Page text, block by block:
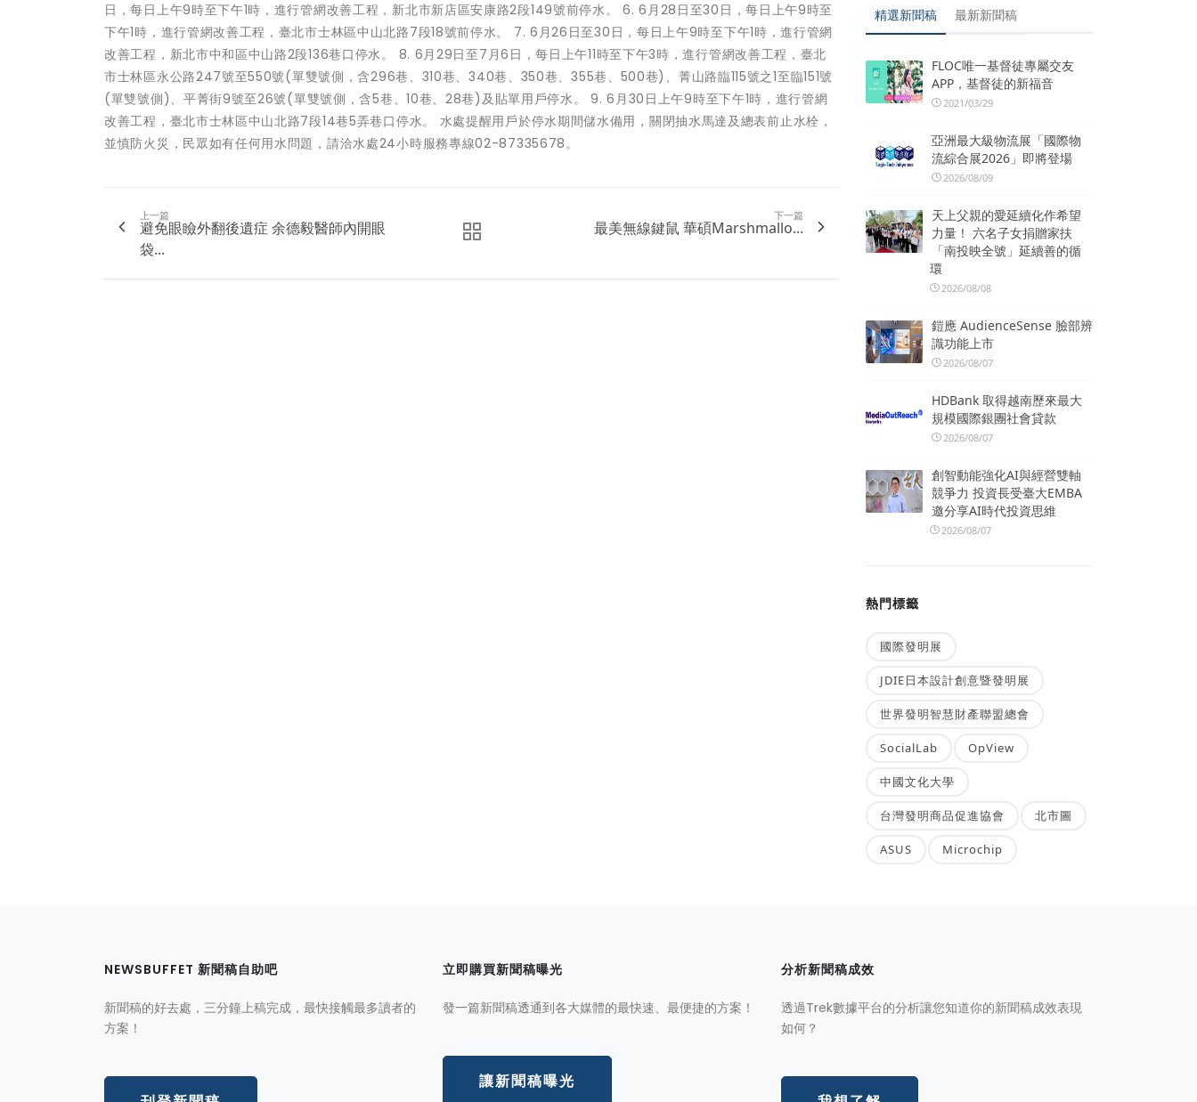
日，每日上午9時至下午1時，進行管網改善工程，新北市新店區安康路2段149號前停水。 6. 6月28日至30日，每日上午9時至
下午1時，進行管網改善工程，臺北市士林區中山北路7段18號前停水。 7. 6月26日至30日，每日上午9時至下午1時，進行管網
改善工程，新北市中和區中山路2段136巷口停水。 8. 6月29日至7月6日，每日上午11時至下午3時，進行管網改善工程，臺北
市士林區永公路247號至550號(單雙號側，含296巷、310巷、340巷、350巷、355巷、500巷)、菁山路臨115號之1至臨151號
(單雙號側)、平菁街9號至26號(單雙號側，含5巷、10巷、28巷)及貼單用戶停水。 9. 6月30日上午9時至下午1時，進行管網
改善工程，臺北市士林區中山北路7段14巷5弄巷口停水。 水處提醒用戶於停水期間儲水備用，關閉抽水馬達及總表前止水栓，
並慎防火災，民眾如有任何用水問題，請洽水處24小時服務專線02-87335678。
上一篇
避免眼瞼外翻後遺症 余德毅醫師內開眼
袋...
下一篇
最美無線鍵鼠 華碩Marshmallo...
精選新聞稿 最新新聞稿
FLOC唯一基督徒專屬交友
APP，基督徒的新福音
2021/03/29
亞洲最大級物流展「國際物
流綜合展2026」即將登場
2026/08/09
天上父親的愛延續化作希望
力量！ 六名子女捐贈家扶
「南投映全號」延續善的循
環
2026/08/08
鎧應 AudienceSense 臉部辨
識功能上市
2026/08/07
HDBank 取得越南歷來最大
規模國際銀團社會貸款
2026/08/07
創智動能強化AI與經營雙軸
競爭力 投資長受臺大EMBA
邀分享AI時代投資思維
2026/08/07
熱門標籤
國際發明展
JDIE日本設計創意暨發明展
世界發明智慧財產聯盟總會
SocialLab OpView
中國文化大學
台灣發明商品促進協會 北市圖
ASUS Microchip
NEWSBUFFET 新聞稿自助吧
新聞稿的好去處，三分鐘上稿完成，最快接觸最多讀者的
方案！
立即購買新聞稿曝光
發一篇新聞稿透通到各大媒體的最快速、最便捷的方案！
讓新聞稿曝光
分析新聞稿成效
透過Trek數據平台的分析讓您知道你的新聞稿成效表現
如何？